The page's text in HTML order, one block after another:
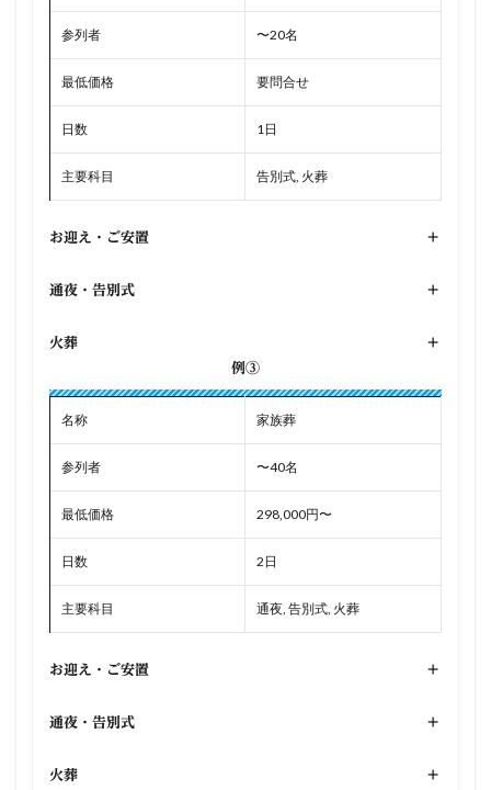
参列者 〜20名
最低価格 要問合せ
日数 1日
主要科目 告別式, 火葬
お迎え・ご安置 +
通夜・告別式 +
火葬
+
例③
名称 家族葬
参列者 〜40名
最低価格 298,000円〜
日数 2日
主要科目 通夜, 告別式, 火葬
お迎え・ご安置 +
通夜・告別式 +
火葬 +